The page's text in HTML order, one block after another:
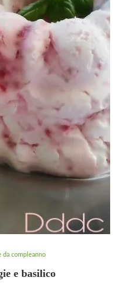
da compleanno
e basilico